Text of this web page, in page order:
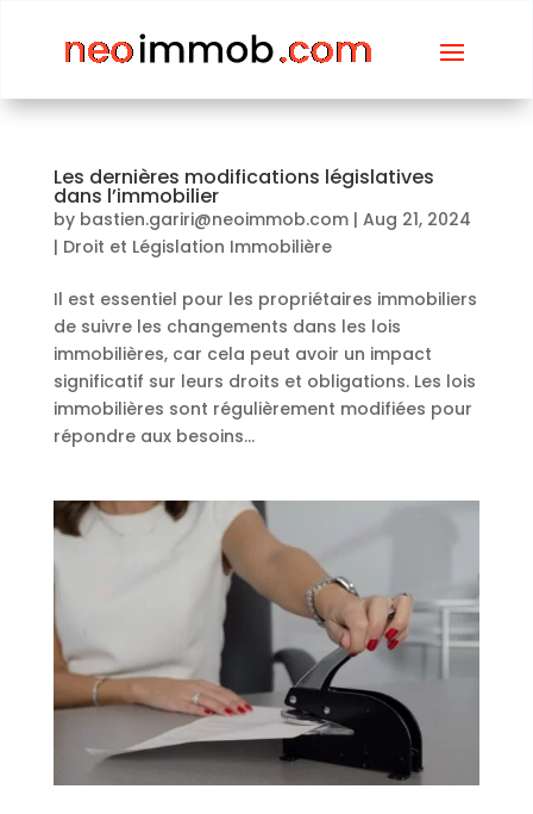
Les dernières modifications législatives
dans l’immobilier
by bastien.gariri@neoimmob.com| Aug 21, 2024
| Droit et Législation Immobilière
Il est essentiel pour les propriétaires immobiliers
de suivre les changements dans les lois
immobilières, car cela peut avoir un impact
significatif sur leurs droits et obligations. Les lois
immobilières sont régulièrement modifiées pour
répondre aux besoins...